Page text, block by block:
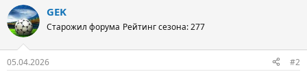
GEK
Старожил форума Рейтинг сезона: 277
05.04.2026 #2